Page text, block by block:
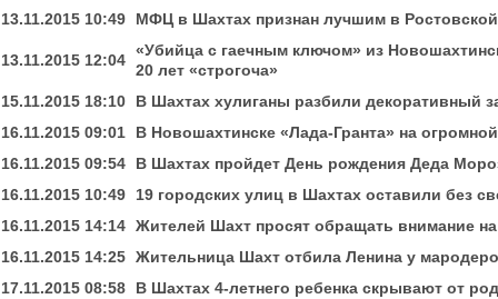
13.11.2015 10:49
МФЦ в Шахтах признан лучшим в
13.11.2015 12:04
«Убийца с гаечным ключом» из
20 лет «строгоча»
15.11.2015 18:10
В Шахтах хулиганы разбили декоративный
16.11.2015 09:01
В Новошахтинске «Лада-Гранта» на
16.11.2015 09:54
В Шахтах пройдет День рождения Деда
16.11.2015 10:49
19 городских улиц в Шахтах оставили без
16.11.2015 14:14 Жителей Шахт просят обращать внимание
16.11.2015 14:25 Жительница Шахт отбила Ленина у
17.11.2015 08:58
В Шахтах 4-летнего ребенка скрывают от